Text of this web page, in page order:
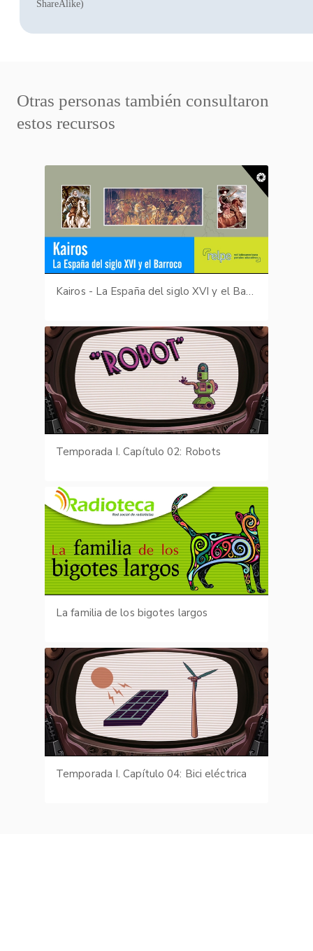
ShareAlike)
Otras personas también consultaron
estos recursos
Kairos - La España del siglo XVI y el Barroco
Temporada I. Capítulo 02: Robots
La familia de los bigotes largos
Temporada I. Capítulo 04: Bici eléctrica